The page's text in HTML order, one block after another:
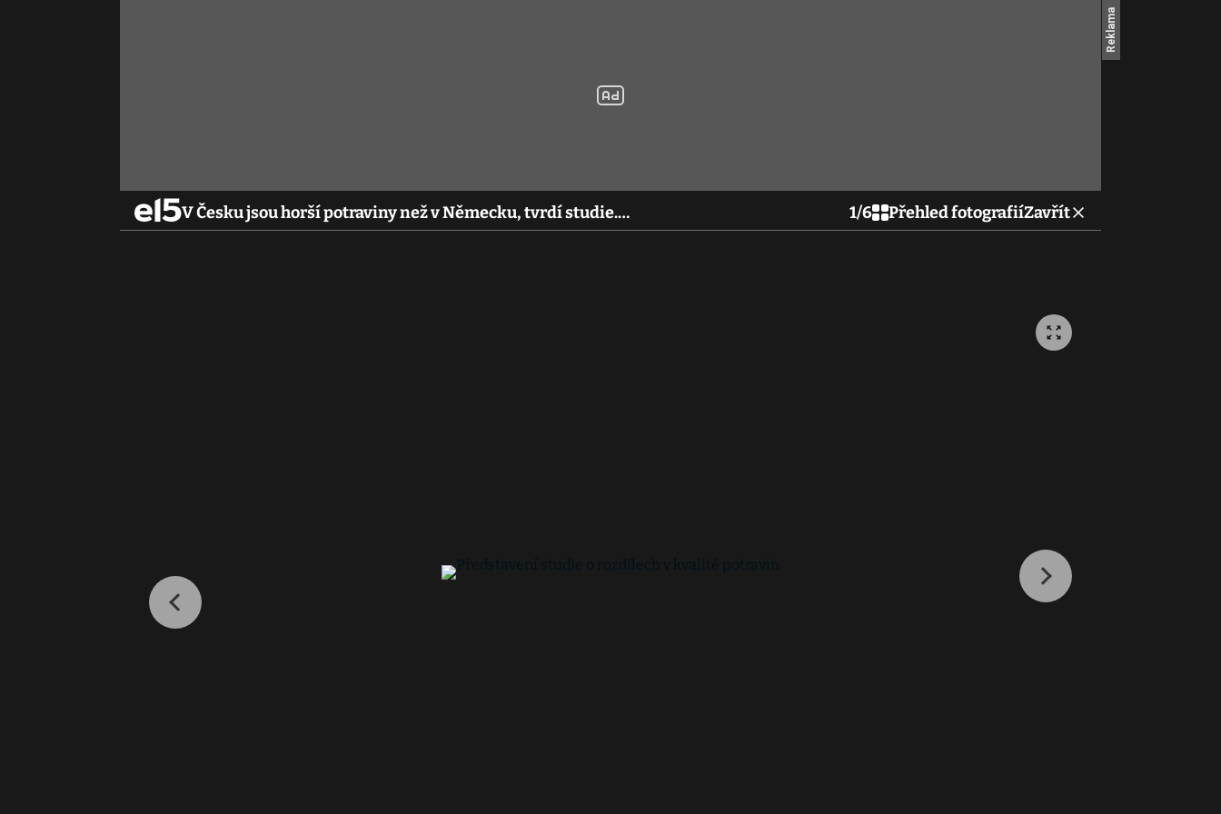
V Česku jsou horší potraviny než v Německu, tvrdí studie.… 1/6 Přehled fotografiíZavřít